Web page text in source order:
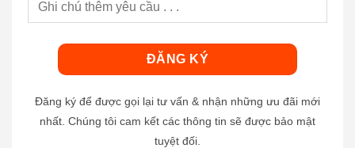
Đăng ký để được gọi lại tư vấn & nhận những ưu đãi mới
nhất. Chúng tôi cam kết các thông tin sẽ được bảo mật
tuyệt đối.